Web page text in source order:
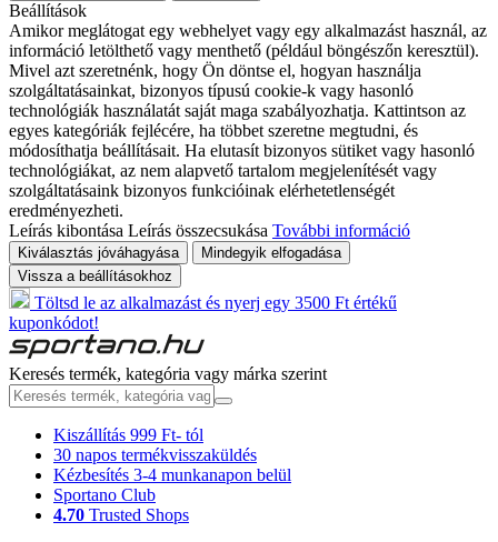
Beállítások
Amikor meglátogat egy webhelyet vagy egy alkalmazást használ, az
információ letölthető vagy menthető (például böngészőn keresztül).
Mivel azt szeretnénk, hogy Ön döntse el, hogyan használja
szolgáltatásainkat, bizonyos típusú cookie-k vagy hasonló
technológiák használatát saját maga szabályozhatja. Kattintson az
egyes kategóriák fejlécére, ha többet szeretne megtudni, és
módosíthatja beállításait. Ha elutasít bizonyos sütiket vagy hasonló
technológiákat, az nem alapvető tartalom megjelenítését vagy
szolgáltatásaink bizonyos funkcióinak elérhetetlenségét
eredményezheti.
Leírás kibontása Leírás összecsukása További információ
Kiválasztás jóváhagyása
Mindegyik elfogadása
Vissza a beállításokhoz
Töltsd le az alkalmazást és nyerj egy 3500 Ft értékű
kuponkódot!
Keresés termék, kategória vagy márka szerint
Kiszállítás 999 Ft- tól
30 napos termékvisszaküldés
Kézbesítés 3-4 munkanapon belül
Sportano Club
4.70 Trusted Shops